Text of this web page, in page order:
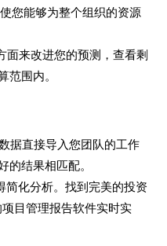
您能够为整个组织的资源
来改进您的预测，查看剩
范围内。
据直接导入您团队的工作
的结果相匹配。
化分析。找到完美的投资
目管理报告软件实时实